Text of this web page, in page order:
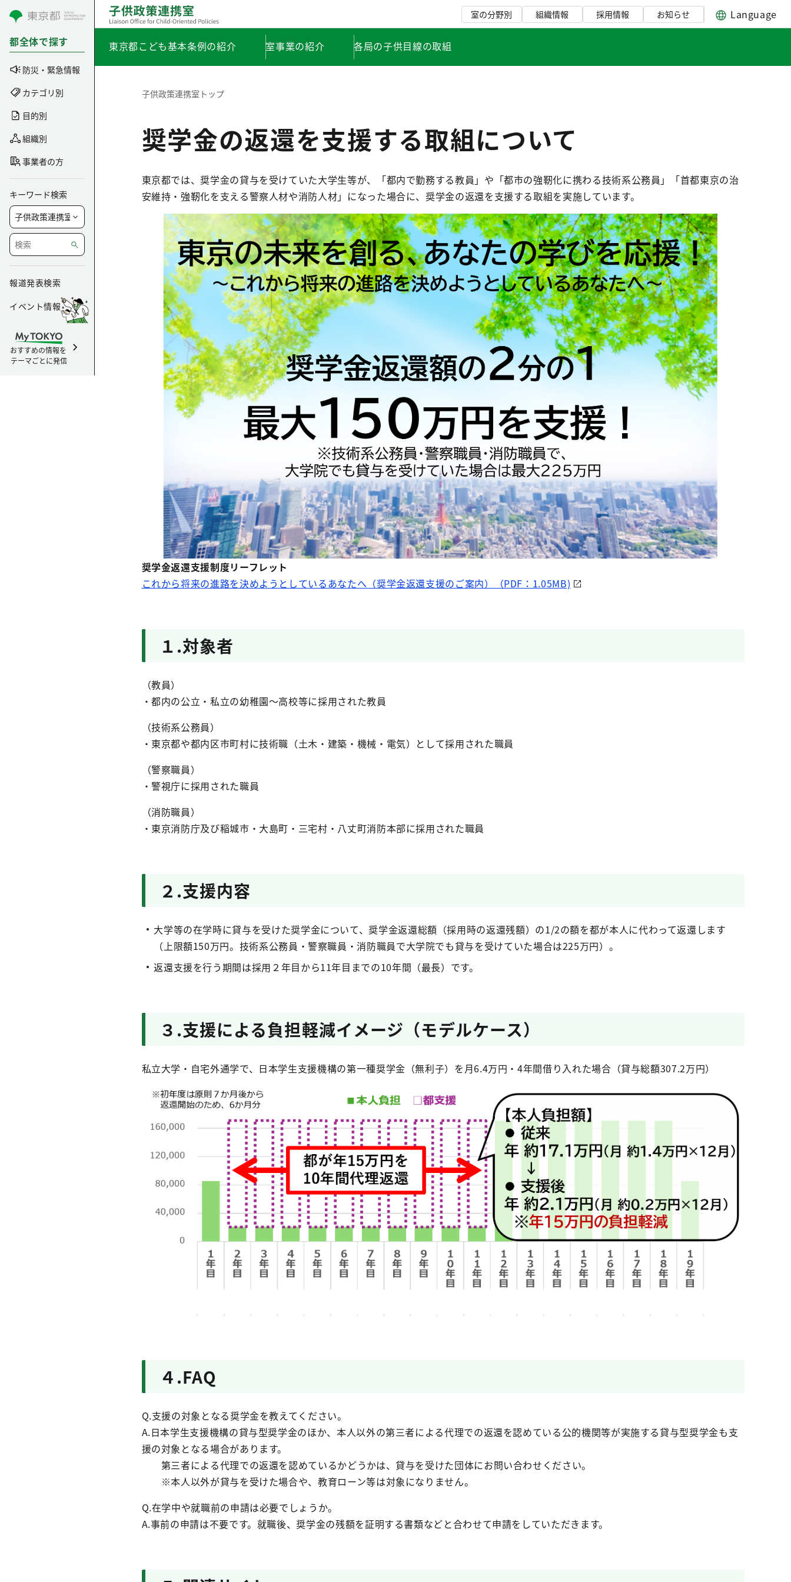
コンテンツにスキップ
都全体で探す
防災・緊急情報
カテゴリ別
目的別
組織別
事業者の方
キーワード検索
報道発表検索
イベント情報
おすすめの情報を
テーマごとに発信
室の分野別 組織情報 採用情報 お知らせ Language
東京都こども基本条例の紹介 室事業の紹介 各局の子供目線の取組
子供政策連携室トップ
奨学金の返還を支援する取組について
東京都では、奨学金の貸与を受けていた大学生等が、「都内で勤務する教員」や「都市の強靭化に携わる技術系公務員」「首都東京の治
安維持・強靭化を支える警察人材や消防人材」になった場合に、奨学金の返還を支援する取組を実施しています。
奨学金返還支援制度リーフレット
これから将来の進路を決めようとしているあなたへ（奨学金返還支援のご案内）（PDF：1.05MB)
１.対象者
（教員）
・都内の公立・私立の幼稚園～高校等に採用された教員
（技術系公務員）
・東京都や都内区市町村に技術職（土木・建築・機械・電気）として採用された職員
（警察職員）
・警視庁に採用された職員
（消防職員）
・東京消防庁及び稲城市・大島町・三宅村・八丈町消防本部に採用された職員
２.支援内容
大学等の在学時に貸与を受けた奨学金について、奨学金返還総額（採用時の返還残額）の1/2の額を都が本人に代わって返還します
（上限額150万円。技術系公務員・警察職員・消防職員で大学院でも貸与を受けていた場合は225万円）。
返還支援を行う期間は採用２年目から11年目までの10年間（最長）です。
３.支援による負担軽減イメージ（モデルケース）
私立大学・自宅外通学で、日本学生支援機構の第一種奨学金（無利子）を月6.4万円・4年間借り入れた場合（貸与総額307.2万円）
４.FAQ
Q.支援の対象となる奨学金を教えてください。
A.日本学生支援機構の貸与型奨学金のほか、本人以外の第三者による代理での返還を認めている公的機関等が実施する貸与型奨学金も支
援の対象となる場合があります。
第三者による代理での返還を認めているかどうかは、貸与を受けた団体にお問い合わせください。
※本人以外が貸与を受けた場合や、教育ローン等は対象になりません。
Q.在学中や就職前の申請は必要でしょうか。
A.事前の申請は不要です。就職後、奨学金の残額を証明する書類などと合わせて申請をしていただきます。